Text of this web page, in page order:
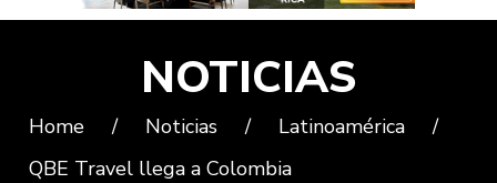
NOTICIAS
Home / Noticias / Latinoamérica
/
QBE Travel llega a Colombia